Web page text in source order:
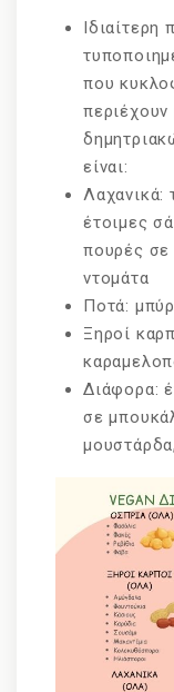
που
είναι:
Λαχανικά:
έτοιμες
πουρές σε
ντομάτα
Ποτά:
Ξηροί
Διάφορα:
σε